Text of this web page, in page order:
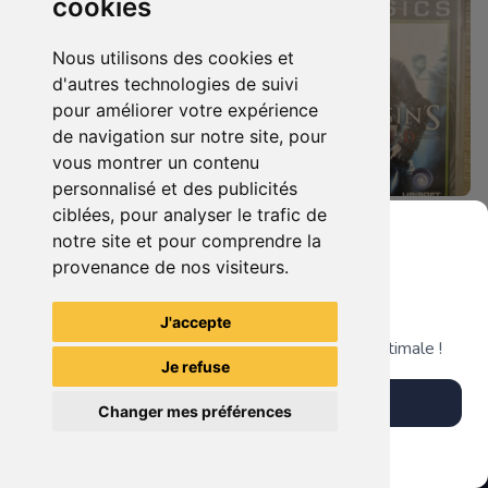
cookies
Nous utilisons des cookies et
d'autres technologies de suivi
pour améliorer votre expérience
de navigation sur notre site, pour
vous montrer un contenu
personnalisé et des publicités
ciblées, pour analyser le trafic de
notre site et pour comprendre la
provenance de nos visiteurs.
J'accepte
Je refuse
Changer mes préférences
4.90 € 0
Assassin's Creed Ii Xbox 360
3.90 €
TheGamingR83
Grenier du Geek
Télécharge notre app pour une expérience optimale !
Télécharger l'app